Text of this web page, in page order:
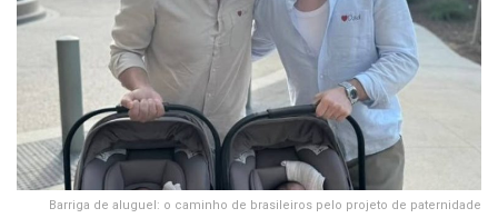
Barriga de aluguel: o caminho de brasileiros pelo projeto de paternidade